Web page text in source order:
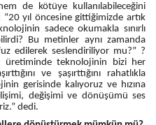
de kötüye kullanılabileceğini
yıl öncesine gittiğimizde artık
sadece okumakla sınırlı
Bu metinler aynı zamanda
edilerek seslendiriliyor mu?” ?
üretiminde teknolojinin bizi her
ve şaşırttığını rahatlıkla
gerisinde kalıyoruz ve hızına
değişimi ve dönüşümü ses
dedi.